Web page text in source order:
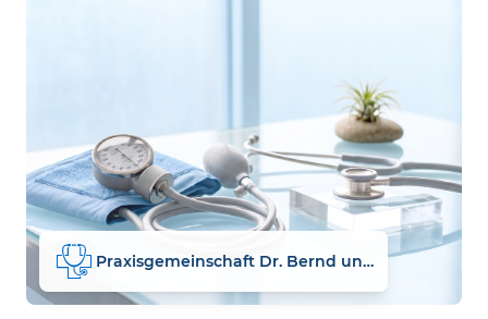
Praxisgemeinschaft Dr. Bernd und Cornelia Wilke